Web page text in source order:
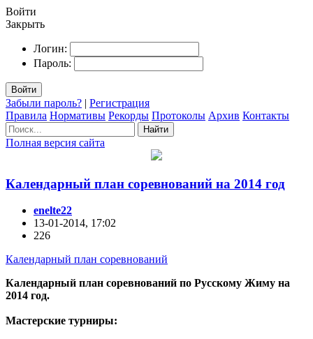
Войти
Закрыть
Логин:
Пароль:
Войти
Забыли пароль? | Регистрация
Правила Нормативы Рекорды Протоколы Архив Контакты
Найти
Полная версия сайта
Календарный план соревнований на 2014 год
enelte22
13-01-2014, 17:02
226
Календарный план соревнований
Календарный план соревнований по Русскому Жиму на
2014 год.
Мастерские турниры: